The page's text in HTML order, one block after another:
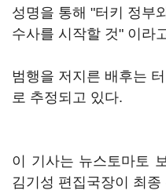
성명을 통해 "터키 정부
수사를 시작할 것" 이라
범행을 저지른 배후는
로 추정되고 있다.
이 기사는 뉴스토마토
김기성 편집국장이 최종